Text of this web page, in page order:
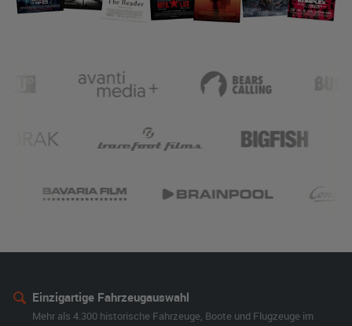
Einzigartige Fahrzeugauswahl
Mehr als 4.300 historische Fahrzeuge, Boote und Flugzeuge im